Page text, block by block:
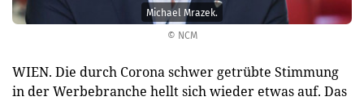
© NCM
Michael Mrazek.
WIEN. Die durch Corona schwer getrübte Stimmung
in der Werbebranche hellt sich wieder etwas auf. Das